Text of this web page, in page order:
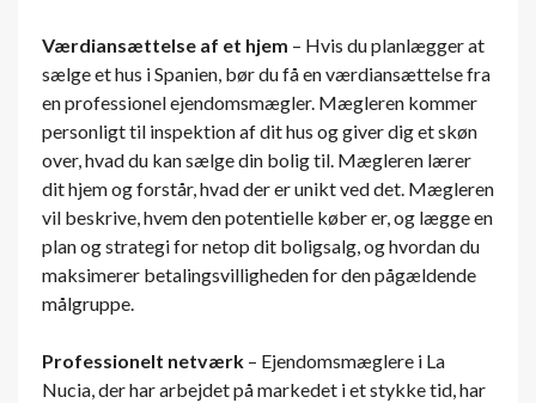
Værdiansættelse af et hjem – Hvis du planlægger at
sælge et hus i Spanien, bør du få en værdiansættelse fra
en professionel ejendomsmægler. Mægleren kommer
personligt til inspektion af dit hus og giver dig et skøn
over, hvad du kan sælge din bolig til. Mægleren lærer
dit hjem og forstår, hvad der er unikt ved det. Mægleren
vil beskrive, hvem den potentielle køber er, og lægge en
plan og strategi for netop dit boligsalg, og hvordan du
maksimerer betalingsvilligheden for den pågældende
målgruppe.
Professionelt netværk – Ejendomsmæglere i La
Nucia, der har arbejdet på markedet i et stykke tid, har